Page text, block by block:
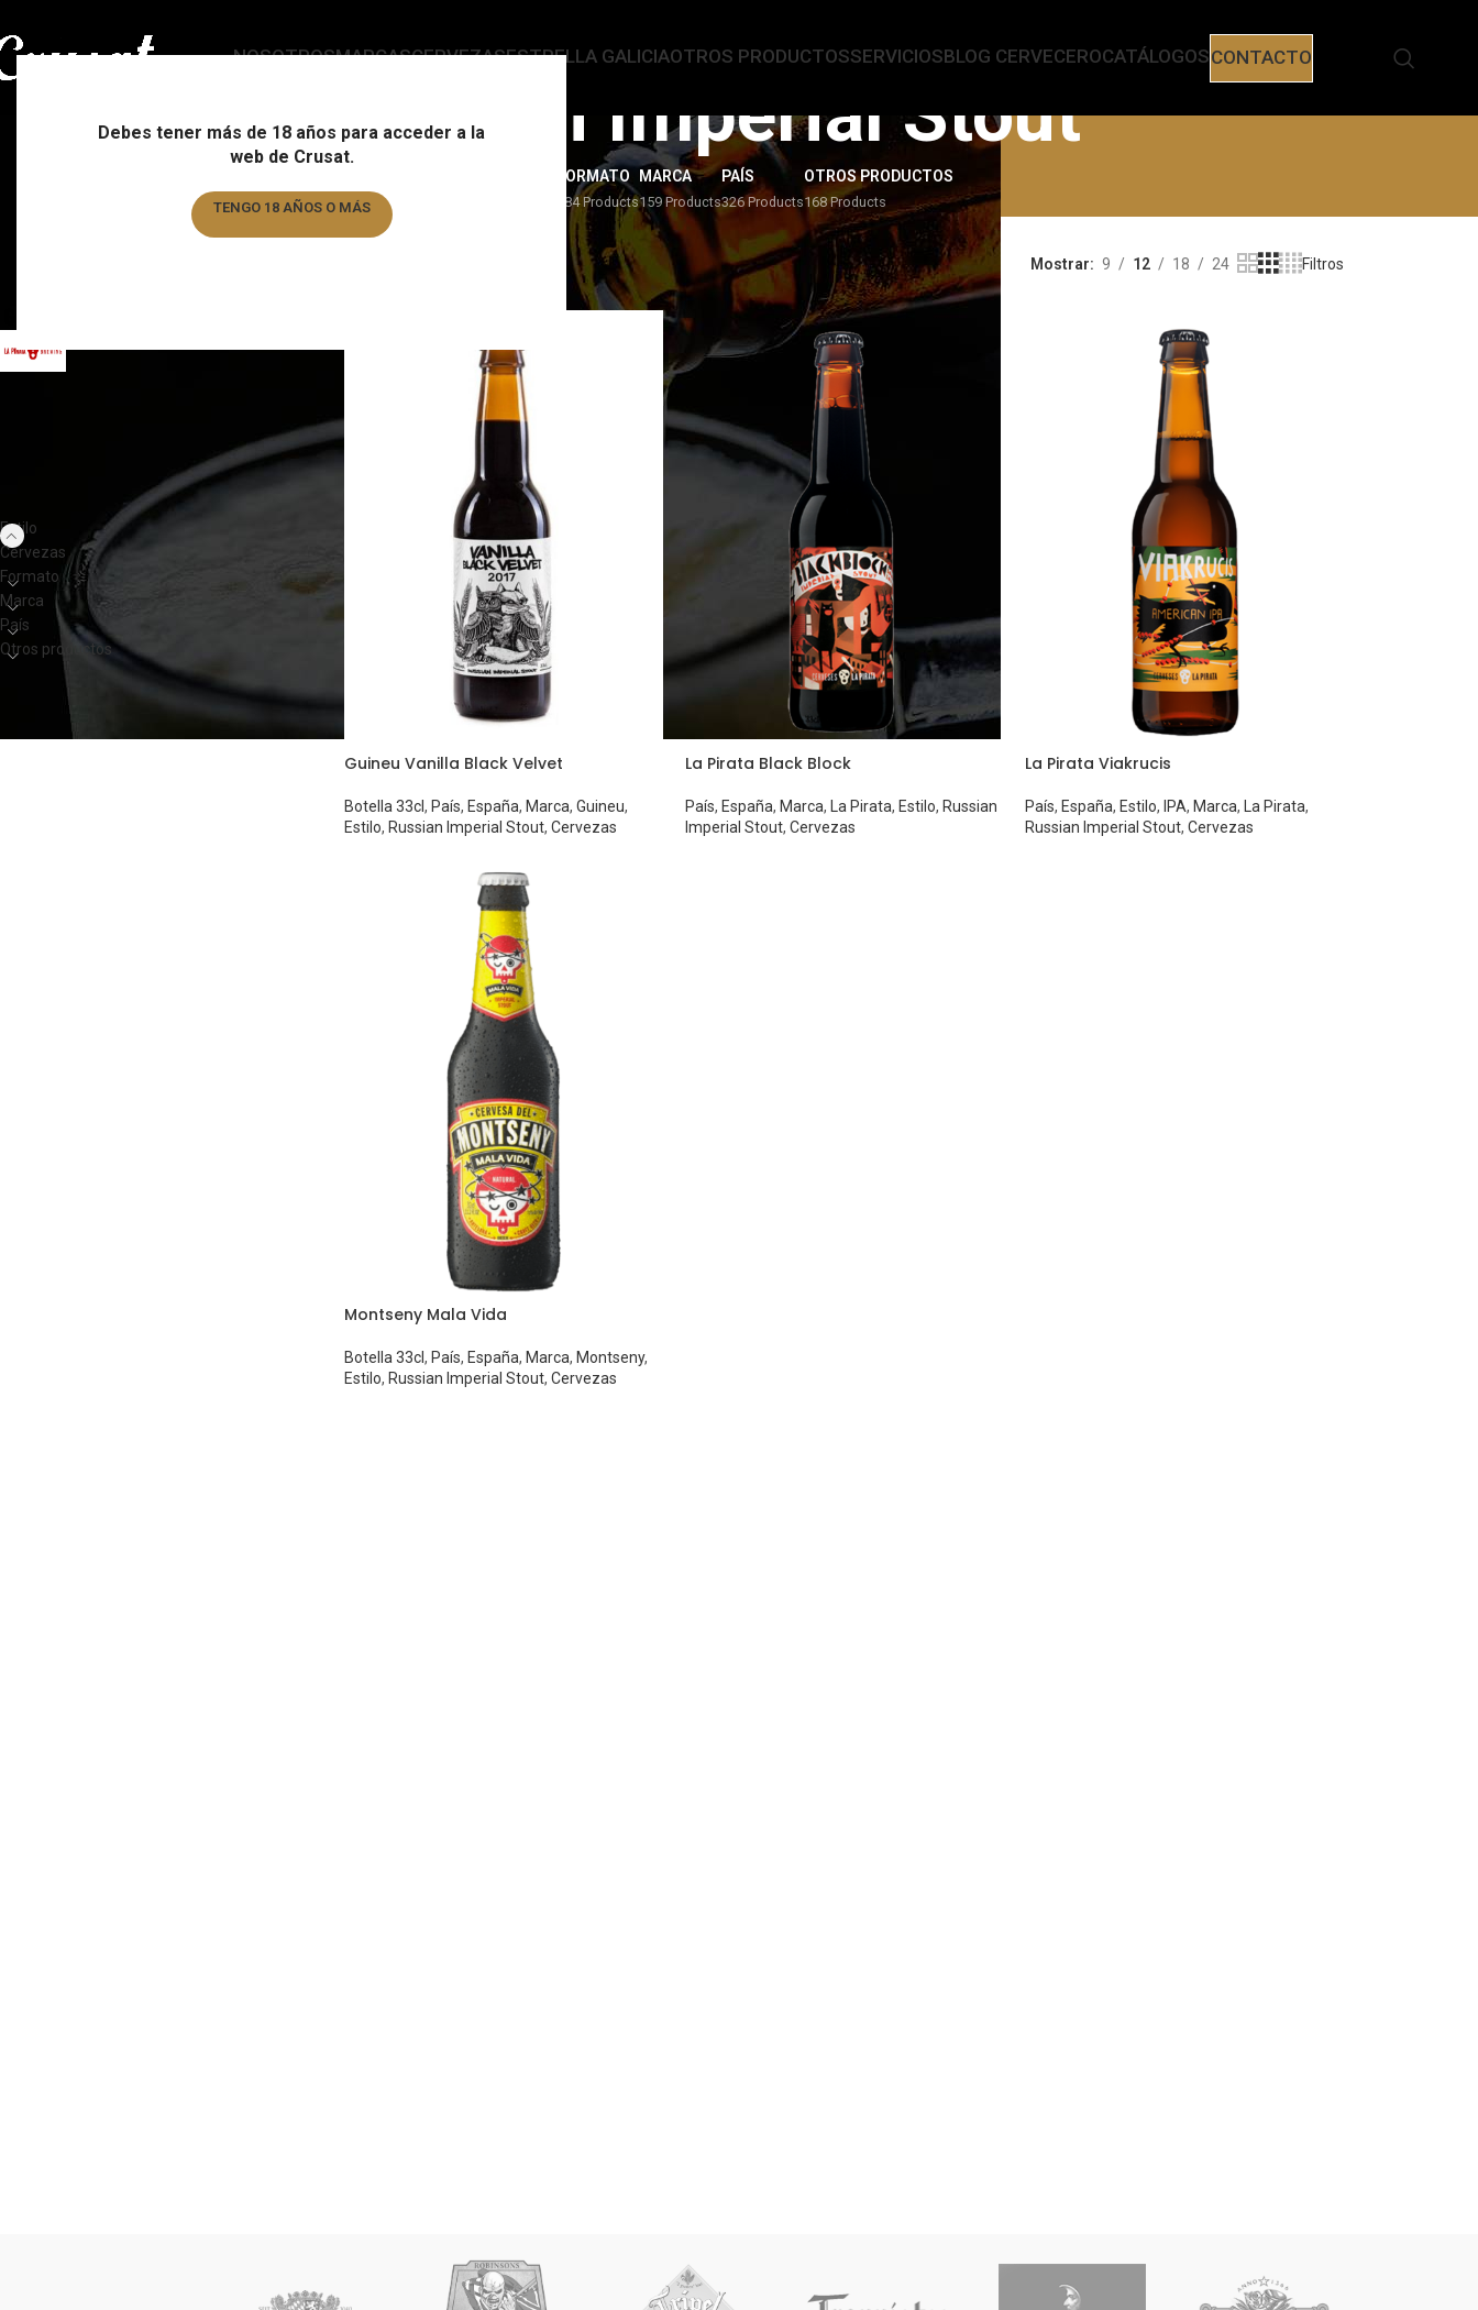
Debes tener más de 18 años para acceder a la
web de Crusat.
TENGO 18 AÑOS O MÁS
NOSOTROSMARCASCERVEZASESTRELLA GALICIAOTROS PRODUCTOSSERVICIOSBLOG CERVECEROCATÁLOGOSCONTACTO
Russian Imperial Stout
178 Products
FORMATO
284 Products
MARCA
159 Products
PAÍS
326 Products
OTROS PRODUCTOS
168 Products
La pirata 2
CATEGORÍAS DEL PRODUCTO
Estilo
Cervezas
Formato
Marca
País
Otros productos
Russian Imperial Stout Mostrar 9 12 18 24 Filtros
Guineu Vanilla Black Velvet
Botella 33cl, País, España, Marca, Guineu,
Estilo, Russian Imperial Stout, Cervezas
La Pirata Black Block
País, España, Marca, La Pirata, Estilo, Russian
Imperial Stout, Cervezas
La Pirata Viakrucis
País, España, Estilo, IPA, Marca, La Pirata,
Russian Imperial Stout, Cervezas
Montseny Mala Vida
Botella 33cl, País, España, Marca, Montseny,
Estilo, Russian Imperial Stout, Cervezas